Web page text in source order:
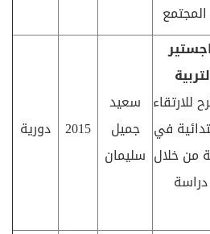
للارتقاء
في
من خلال
سعيد
جميل
سليمان
2015 دورية